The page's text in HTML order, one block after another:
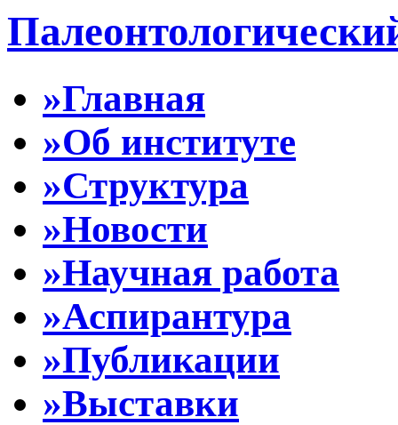
»Главная
»Об институте
»Структура
»Новости
»Научная работа
»Аспирантура
»Публикации
»Выставки